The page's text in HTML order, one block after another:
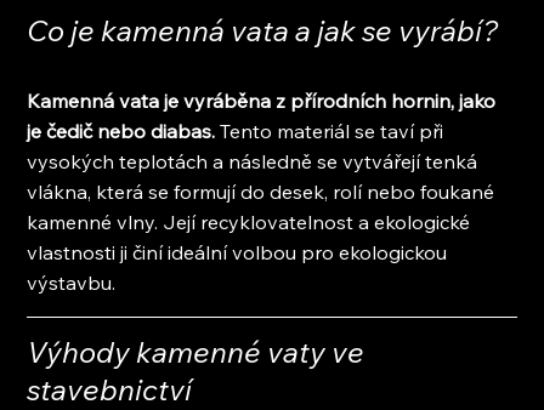
Co je kamenná vata a jak se vyrábí?
Kamenná vata je vyráběna z přírodních hornin, jako
je čedič nebo diabas. Tento materiál se taví při
vysokých teplotách a následně se vytvářejí tenká
vlákna, která se formují do desek, rolí nebo foukané
kamenné vlny. Její recyklovatelnost a ekologické
vlastnosti ji činí ideální volbou pro ekologickou
výstavbu.
Výhody kamenné vaty ve
stavebnictví